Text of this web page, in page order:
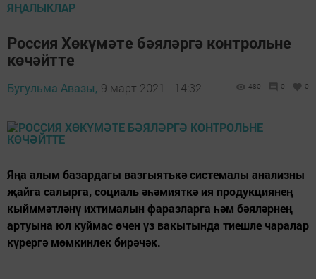
ЯҢАЛЫКЛАР
Россия Хөкүмәте бәяләргә контрольне
көчәйтте
Бугульма Авазы, 9 март 2021 - 14:32 480 0 0
Яңа алым базардагы вазгыятькә системалы анализны
җайга салырга, социаль әһәмияткә ия продукциянең
кыйммәтләнү ихтималын фаразларга һәм бәяләрнең
артуына юл куймас өчен үз вакытында тиешле чаралар
күрергә мөмкинлек бирәчәк.